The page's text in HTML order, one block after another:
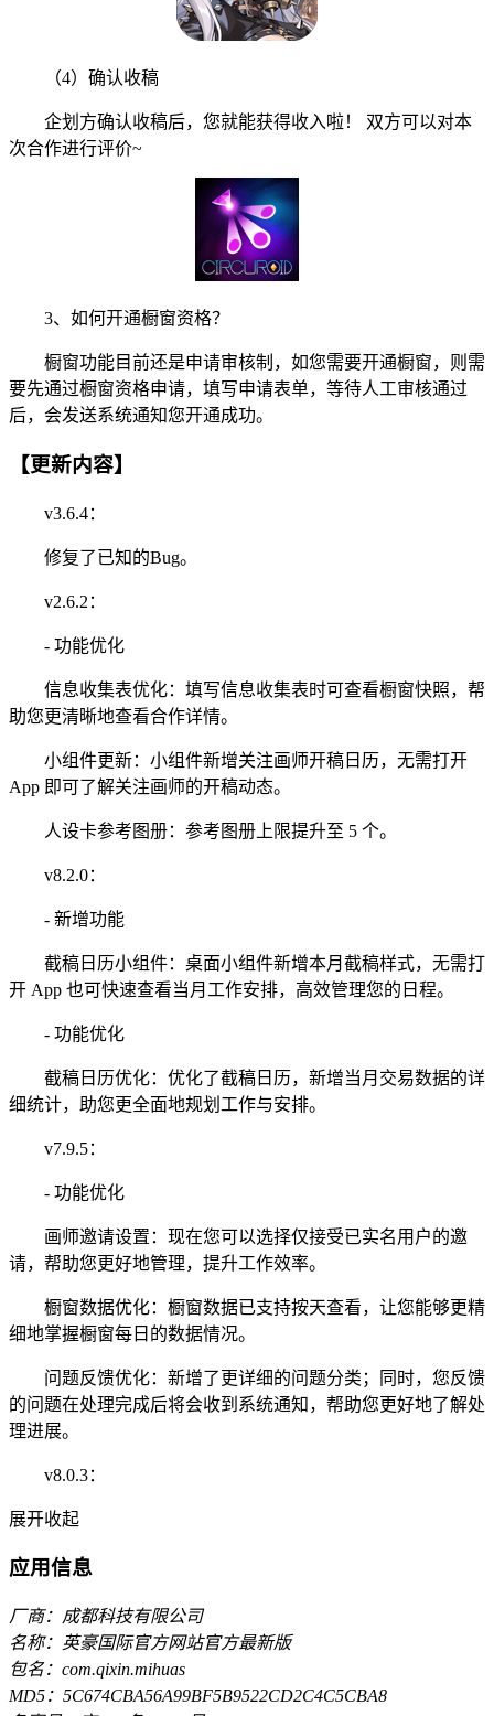
（4）确认收稿
企划方确认收稿后，您就能获得收入啦！ 双方可以对本
次合作进行评价~
3、如何开通橱窗资格？
橱窗功能目前还是申请审核制，如您需要开通橱窗，则需
要先通过橱窗资格申请，填写申请表单，等待人工审核通过
后，会发送系统通知您开通成功。
【更新内容】
v3.6.4：
修复了已知的Bug。
v2.6.2：
- 功能优化
信息收集表优化：填写信息收集表时可查看橱窗快照，帮
助您更清晰地查看合作详情。
小组件更新：小组件新增关注画师开稿日历，无需打开
App 即可了解关注画师的开稿动态。
人设卡参考图册：参考图册上限提升至 5 个。
v8.2.0：
- 新增功能
截稿日历小组件：桌面小组件新增本月截稿样式，无需打
开 App 也可快速查看当月工作安排，高效管理您的日程。
- 功能优化
截稿日历优化：优化了截稿日历，新增当月交易数据的详
细统计，助您更全面地规划工作与安排。
v7.9.5：
- 功能优化
画师邀请设置：现在您可以选择仅接受已实名用户的邀
请，帮助您更好地管理，提升工作效率。
橱窗数据优化：橱窗数据已支持按天查看，让您能够更精
细地掌握橱窗每日的数据情况。
问题反馈优化：新增了更详细的问题分类；同时，您反馈
的问题在处理完成后将会收到系统通知，帮助您更好地了解处
理进展。
v8.0.3：
展开收起
应用信息
厂商：成都科技有限公司
名称：英豪国际官方网站官方最新版
包名：com.qixin.mihuas
MD5：5C674CBA56A99BF5B9522CD2C4C5CBA8